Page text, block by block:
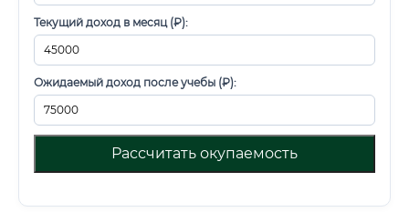
Текущий доход в месяц (₽):
Ожидаемый доход после учебы (₽):
Рассчитать окупаемость